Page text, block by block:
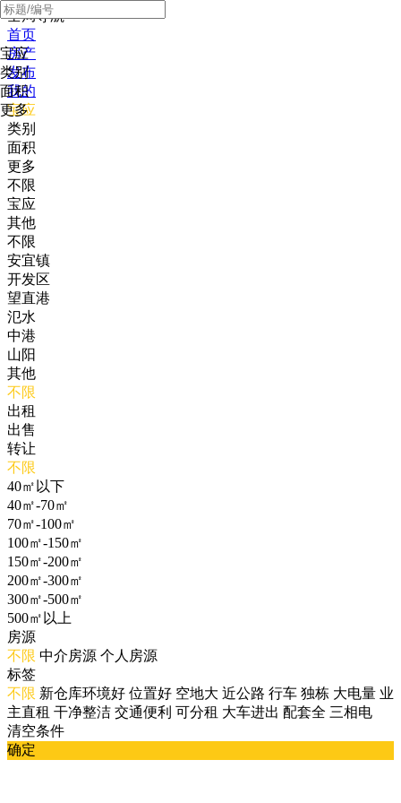
全局导航
首页
房产
发布
我的
宝应
类别
面积
更多
宝应
类别
面积
更多
不限
宝应
其他
不限
安宜镇
开发区
望直港
氾水
中港
山阳
其他
不限
出租
出售
转让
不限
40㎡以下
40㎡-70㎡
70㎡-100㎡
100㎡-150㎡
150㎡-200㎡
200㎡-300㎡
300㎡-500㎡
500㎡以上
房源
不限 中介房源 个人房源
标签
不限 新仓库环境好 位置好 空地大 近公路 行车 独栋 大电量 业
主直租 干净整洁 交通便利 可分租 大车进出 配套全 三相电
清空条件
确定